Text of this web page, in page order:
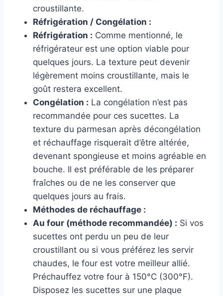
croustillante.
Réfrigération / Congélation :
Réfrigération : Comme mentionné, le
réfrigérateur est une option viable pour
quelques jours. La texture peut devenir
légèrement moins croustillante, mais le
goût restera excellent.
Congélation : La congélation n’est pas
recommandée pour ces sucettes. La
texture du parmesan après décongélation
et réchauffage risquerait d’être altérée,
devenant spongieuse et moins agréable en
bouche. Il est préférable de les préparer
fraîches ou de ne les conserver que
quelques jours au frais.
Méthodes de réchauffage :
Au four (méthode recommandée) : Si vos
sucettes ont perdu un peu de leur
croustillant ou si vous préférez les servir
chaudes, le four est votre meilleur allié.
Préchauffez votre four à 150°C (300°F).
Disposez les sucettes sur une plaque